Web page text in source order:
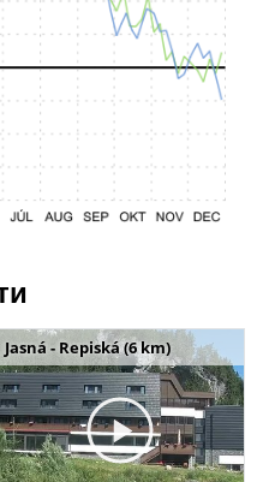
Jasná - Repiská (6 km)